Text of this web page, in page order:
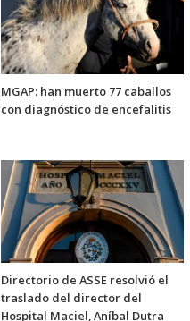
MGAP: han muerto 77 caballos
con diagnóstico de encefalitis
Directorio de ASSE resolvió el
traslado del director del
Hospital Maciel, Aníbal Dutra